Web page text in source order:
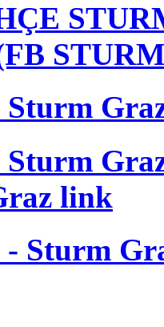
Sturm
link
Sturm